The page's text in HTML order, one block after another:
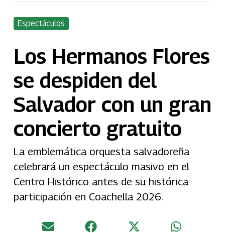
Espectáculos
Los Hermanos Flores
se despiden del
Salvador con un gran
concierto gratuito
La emblemática orquesta salvadoreña
celebrará un espectáculo masivo en el
Centro Histórico antes de su histórica
participación en Coachella 2026.